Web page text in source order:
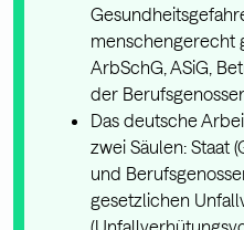
menschengerecht
ArbSchG, ASiG,
der
Das deutsche
zwei Säulen: Staat
und
gesetzlichen